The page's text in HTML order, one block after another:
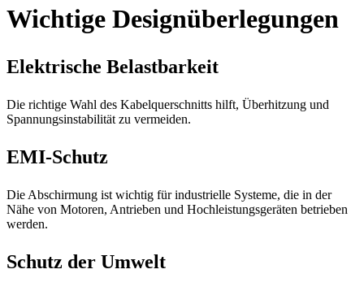
Wichtige Designüberlegungen
Elektrische Belastbarkeit
Die richtige Wahl des Kabelquerschnitts hilft, Überhitzung und
Spannungsinstabilität zu vermeiden.
EMI-Schutz
Die Abschirmung ist wichtig für industrielle Systeme, die in der
Nähe von Motoren, Antrieben und Hochleistungsgeräten betrieben
werden.
Schutz der Umwelt